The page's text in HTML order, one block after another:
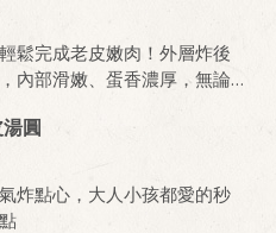
鬆完成老皮嫩肉！外層炸後
內部滑嫩、蛋香濃厚，無論
腐，就是做老皮嫩肉的秘密
圓
炸點心，大人小孩都愛的秒